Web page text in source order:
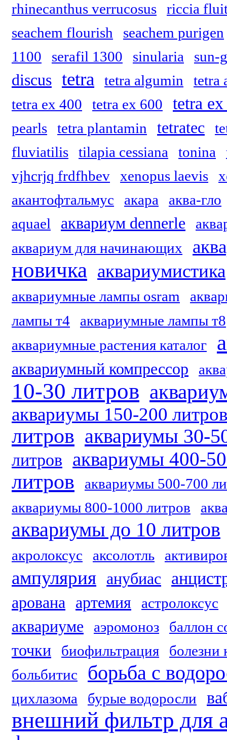
rhinecanthus verrucosus
riccia
seachem flourish
seachem purigen
1100
serafil 1300 sinularia sun-
discus tetra tetra algumin
tetra
tetra ex 400
tetra ex 600 tetra
pearls tetra plantamin tetratec
fluviatilis
tilapia cessiana tonina
vjhcrjq frdfhbev
xenopus laevis
акантофтальмус
акара
аква-гло
aquael
аквариум dennerle
аквариум для начинающих
новичка аквариумистика
аквариумные лампы osram
лампы т4
аквариумные лампы т8
аквариумные растения каталог
аквариумный компрессор
10-30 литров
аквариумы 150-200 литров
литров аквариумы 30-
литров аквариумы 400-
литров
аквариумы 500-700
аквариумы 800-1000 литров
аквариумы до 10 литров
акролоксус аксолотль
ампулярия анубиас
арована артемия астролоксус
аквариуме аэромоноз баллон
точки биофильтрация
болезни
больбитис
борьба с
цихлазома бурые водоросли
внешний фильтр для